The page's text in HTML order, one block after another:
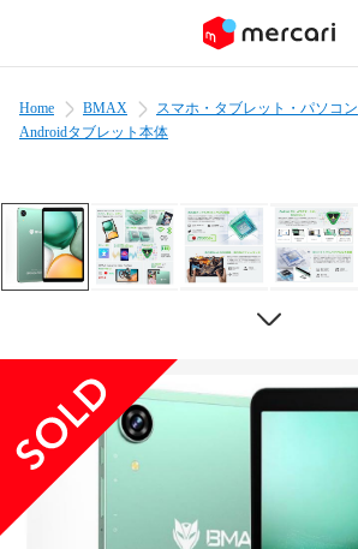
Home BMAX スマホ・タブレット・パソコン
Androidタブレット本体